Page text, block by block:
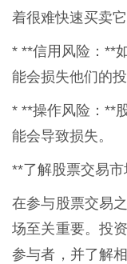
着很难快速买卖它
* **信用风险：**
能会损失他们的投
* **操作风险：**
能会导致损失。
**了解股票交易市
在参与股票交易
场至关重要。投
参与者，并了解